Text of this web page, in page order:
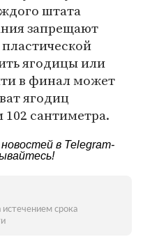
штата
запрещают
ягодицы или
в финал может
ягодиц
сантиметра.
в Telegram-
срока